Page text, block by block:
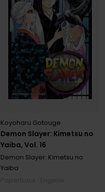
Demon Slayer: Kimetsu no
Yaiba, Vol. 16
Koyoharu Gotouge
Demon Slayer: Kimetsu no
Yaiba